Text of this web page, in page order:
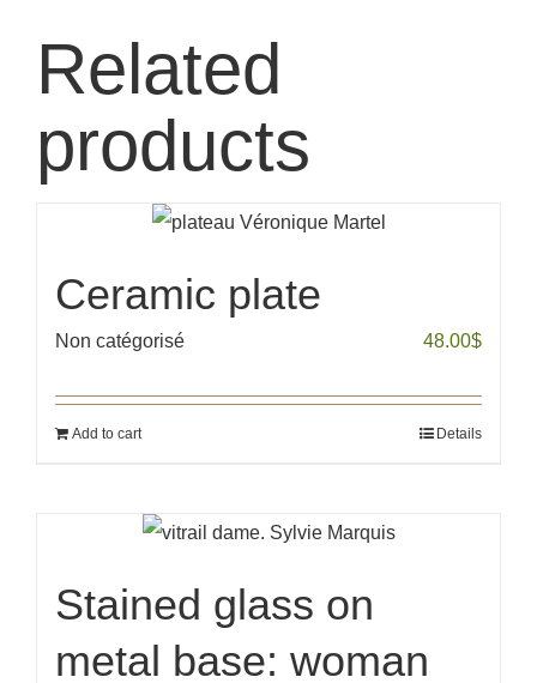
Related
products
Ceramic plate
Non catégorisé 48.00$
Add to cart Details
Stained glass on
metal base: woman